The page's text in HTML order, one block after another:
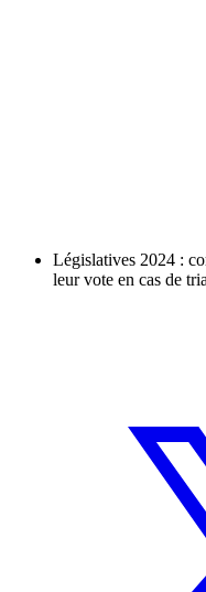
Législatives 2024 :
leur vote en cas de